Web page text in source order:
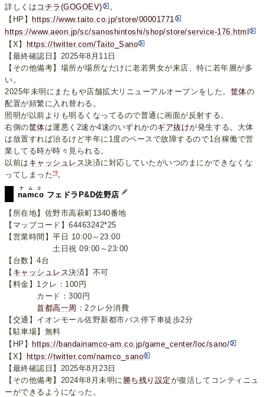
詳しくは コチラ(GOGOEV)
。
【HP】
https://www.taito.co.jp/store/00001771
https://www.aeon.jp/sc/sanoshintoshi/shop/store/service-176.html
【X】
https://twitter.com/Taito_Sano
【最終確認日】2025年8月11日
【その他備考】場所が場所なだけに老若男女が来店、特に若年層が多
い。
2025年未明にまたもや店舗拡大リニューアルオープンをした。 筐体の
配置が頻繁に入れ替わる。
照明が以前よりも明るくなってるので普通に画面が反射する。
右側の筐体は運悪く2速か4速のいずれかのギア抜けが発生する。大体
は放置すれば治るけど半年に1度のペースで故障するので1台稼働で営
業してる時が時々見られる。
以前は キャッシュレス決済に対応していたがいつのまにかできなくな
ってしまった*9。
namco
ナムコ
フェドラP&D佐野店
【所在地】佐野市高萩町1340番地
【マップコード】64463242*25
【営業時間】平日 10:00～23:00
土日祝 09:00～23:00
【台数】4台
【 キャッシュレス決済】不可
【料金】1クレ：100円
カード：300円
首都高一周 ：2クレ分消費
【交通】イオンモール佐野新都市バス停下車徒歩2分
【駐車場】無料
【HP】
https://bandainamco-am.co.jp/game_center/loc/sano/
【X】
https://twitter.com/namco_sano
【最終確認日】2025年8月23日
【その他備考】2024年8月未明に 勝ち残り設定が復活してコンティニュ
ーができるようになった。